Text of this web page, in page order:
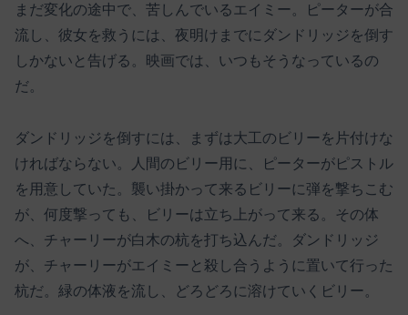
まだ変化の途中で、苦しんでいるエイミー。ピーターが合
流し、彼女を救うには、夜明けまでにダンドリッジを倒す
しかないと告げる。映画では、いつもそうなっているの
だ。
ダンドリッジを倒すには、まずは大工のビリーを片付けな
ければならない。人間のビリー用に、ピーターがピストル
を用意していた。襲い掛かって来るビリーに弾を撃ちこむ
が、何度撃っても、ビリーは立ち上がって来る。その体
へ、チャーリーが白木の杭を打ち込んだ。ダンドリッジ
が、チャーリーがエイミーと殺し合うように置いて行った
杭だ。緑の体液を流し、どろどろに溶けていくビリー。